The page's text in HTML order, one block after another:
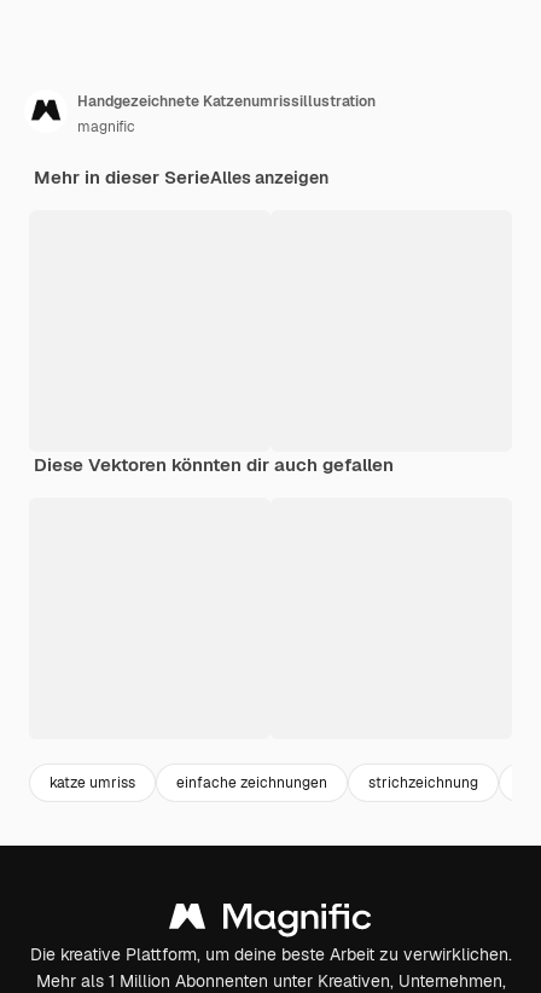
Handgezeichnete Katzenumrissillustration
magnific
Mehr in dieser SerieAlles anzeigen
Diese Vektoren könnten dir auch gefallen
katze umriss einfache zeichnungen strichzeichnung
Die kreative Plattform, um deine beste Arbeit zu verwirklichen.
Mehr als 1 Million Abonnenten unter Kreativen, Unternehmen,